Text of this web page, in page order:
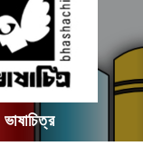
ভাষাচিত্র